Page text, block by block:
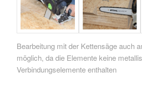
Bearbeitung mit der Kettensäge auch
möglich, da die Elemente keine
Verbindungselemente enthalten